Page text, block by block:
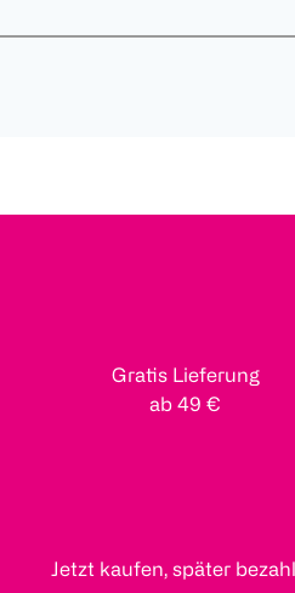
Gratis Lieferung
ab 49 €
Jetzt kaufen, später